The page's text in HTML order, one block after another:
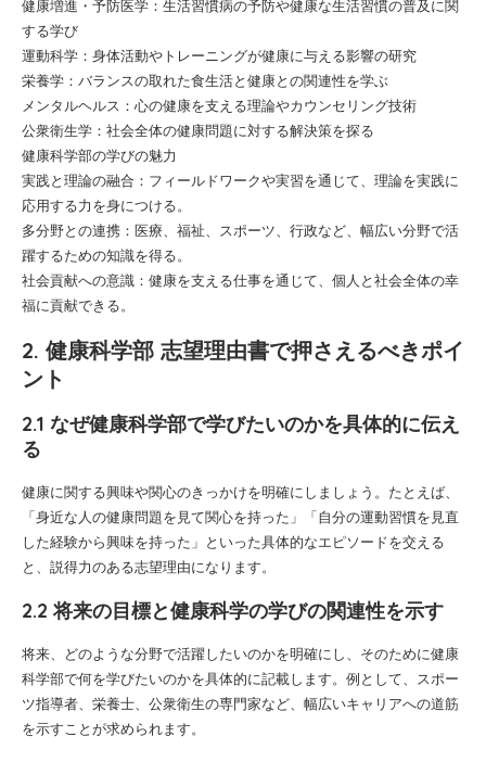
健康増進・予防医学：生活習慣病の予防や健康な生活習慣の普及に関
する学び
運動科学：身体活動やトレーニングが健康に与える影響の研究
栄養学：バランスの取れた食生活と健康との関連性を学ぶ
メンタルヘルス：心の健康を支える理論やカウンセリング技術
公衆衛生学：社会全体の健康問題に対する解決策を探る
健康科学部の学びの魅力
実践と理論の融合：フィールドワークや実習を通じて、理論を実践に
応用する力を身につける。
多分野との連携：医療、福祉、スポーツ、行政など、幅広い分野で活
躍するための知識を得る。
社会貢献への意識：健康を支える仕事を通じて、個人と社会全体の幸
福に貢献できる。
2. 健康科学部 志望理由書で押さえるべきポイ
ント
2.1 なぜ健康科学部で学びたいのかを具体的に伝え
る
健康に関する興味や関心のきっかけを明確にしましょう。たとえば、
「身近な人の健康問題を見て関心を持った」「自分の運動習慣を見直
した経験から興味を持った」といった具体的なエピソードを交える
と、説得力のある志望理由になります。
2.2 将来の目標と健康科学の学びの関連性を示す
将来、どのような分野で活躍したいのかを明確にし、そのために健康
科学部で何を学びたいのかを具体的に記載します。例として、スポー
ツ指導者、栄養士、公衆衛生の専門家など、幅広いキャリアへの道筋
を示すことが求められます。